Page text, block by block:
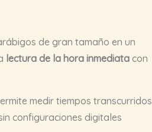
de gran tamaño en un
lectura de la hora inmediatacon
medir tiempos transcurridos
configuraciones digitales